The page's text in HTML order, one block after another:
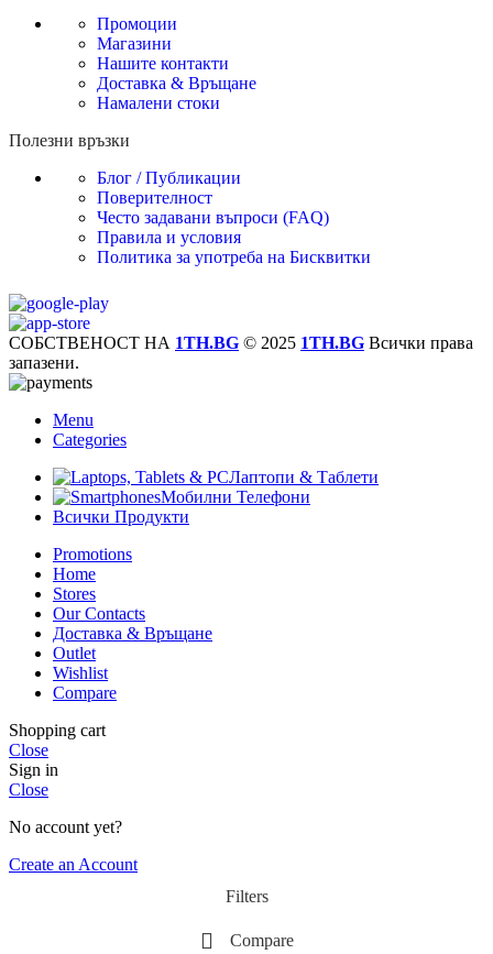
Промоции
Магазини
Нашите контакти
Доставка & Връщане
Намалени стоки
Полезни връзки
Блог / Публикации
Поверителност
Често задавани въпроси (FAQ)
Правила и условия
Политика за употреба на Бисквитки
СОБСТВЕНОСТ НА 1TH.BG © 2025 1TH.BG Всички права
запазени.
Menu
Categories
Лаптопи & Таблети
Мобилни Телефони
Всички Продукти
Promotions
Home
Stores
Our Contacts
Доставка & Връщане
Outlet
Wishlist
Compare
Shopping cart
Close
Sign in
Close
No account yet?
Create an Account
Filters
Compare